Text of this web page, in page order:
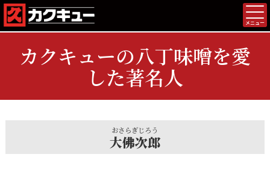
メニュー
カクキューの八丁味噌を愛
した著名人
おさらぎじろう
大佛次郎